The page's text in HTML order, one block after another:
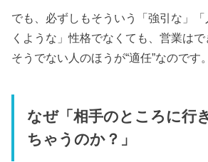
でも、必ずしもそういう「強引な」
くような」性格でなくても、営業はで
そうでない人のほうが“適任”なのです。
なぜ「相手のところに行
ちゃうのか？」